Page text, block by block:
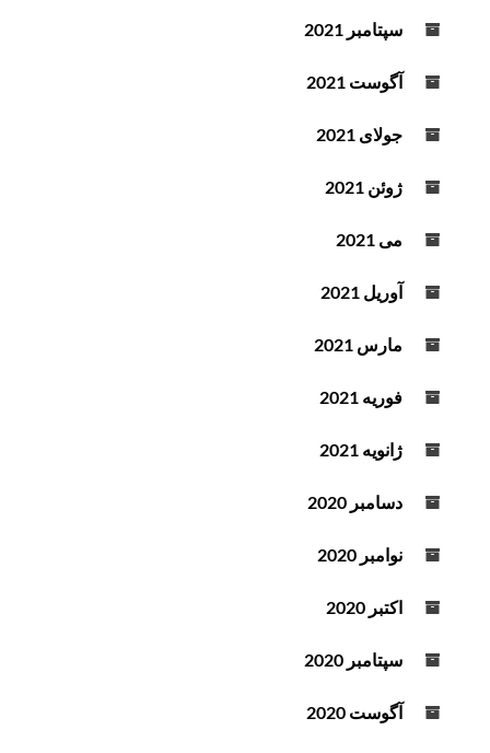
سپتامبر 2021
آگوست 2021
جولای 2021
ژوئن 2021
می 2021
آوریل 2021
مارس 2021
فوریه 2021
ژانویه 2021
دسامبر 2020
نوامبر 2020
اکتبر 2020
سپتامبر 2020
آگوست 2020